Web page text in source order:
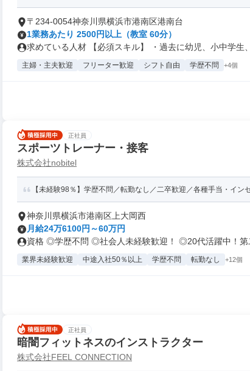
〒234-0054神奈川県横浜市港南区港南台
1業務あたり 2500円以上（教室 60分）
求めている人材 【必須スキル】 ・過去に幼児、小中学生
主婦・主夫歓迎 フリーター歓迎 シフト自由 学歴不問 +4個
正社員
スポーツトレーナー・接客
株式会社nobitel
【未経験98％】学歴不問／転勤なし／二卒歓迎／各種手当・イ
神奈川県横浜市港南区上大岡西
月給24万6100円～60万円
資格 ◎学歴不問 ◎社会人未経験歓迎！ ◎20代活躍中！第
業界未経験歓迎 中途入社50％以上 学歴不問 転勤なし +12個
正社員
暗闇フィットネスのインストラクター
株式会社FEEL CONNECTION